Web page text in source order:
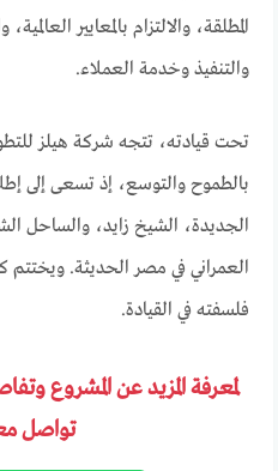
المطلقة، والالتزام بالمعايير
والتنفيذ وخدمة العملاء.
تحت قيادته، تتجه شركة هيلز
بالطموح والتوسع، إذ تسعى إلى
الجديدة، الشيخ زايد، والساحل
العمراني في مصر الحديثة. ويختتم
فلسفته في القيادة.
لمعرفة المزيد عن المشروع
تواصل